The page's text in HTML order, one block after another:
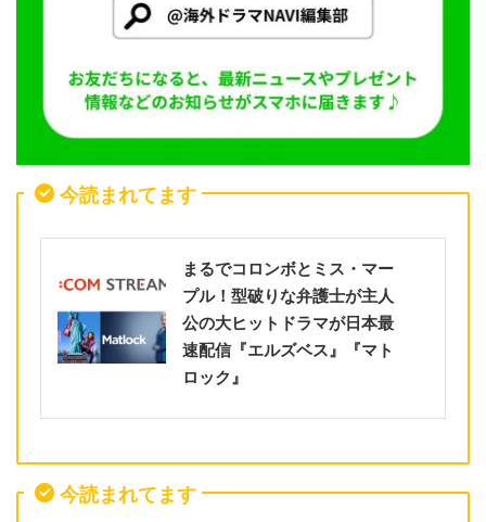
今読まれてます
まるでコロンボとミス・マー
プル！型破りな弁護士が主人
公の大ヒットドラマが日本最
速配信『エルズベス』『マト
ロック』
今読まれてます